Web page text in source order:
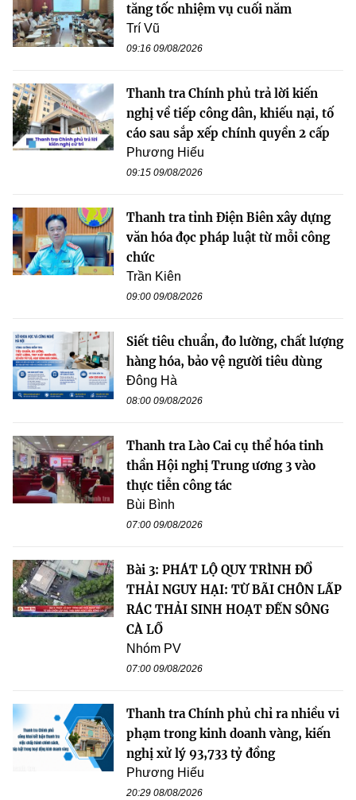
tăng tốc nhiệm vụ cuối năm
Trí Vũ
09:16 09/08/2026
Thanh tra Chính phủ trả lời kiến
nghị về tiếp công dân, khiếu nại, tố
cáo sau sắp xếp chính quyền 2 cấp
Phương Hiếu
09:15 09/08/2026
Thanh tra tỉnh Điện Biên xây dựng
văn hóa đọc pháp luật từ mỗi công
chức
Trần Kiên
09:00 09/08/2026
Siết tiêu chuẩn, đo lường, chất lượng
hàng hóa, bảo vệ người tiêu dùng
Đông Hà
08:00 09/08/2026
Thanh tra Lào Cai cụ thể hóa tinh
thần Hội nghị Trung ương 3 vào
thực tiễn công tác
Bùi Bình
07:00 09/08/2026
Bài 3: PHÁT LỘ QUY TRÌNH ĐỔ
THẢI NGUY HẠI: TỪ BÃI CHÔN LẤP
RÁC THẢI SINH HOẠT ĐẾN SÔNG
CÀ LỒ
Nhóm PV
07:00 09/08/2026
Thanh tra Chính phủ chỉ ra nhiều vi
phạm trong kinh doanh vàng, kiến
nghị xử lý 93,733 tỷ đồng
Phương Hiếu
20:29 08/08/2026